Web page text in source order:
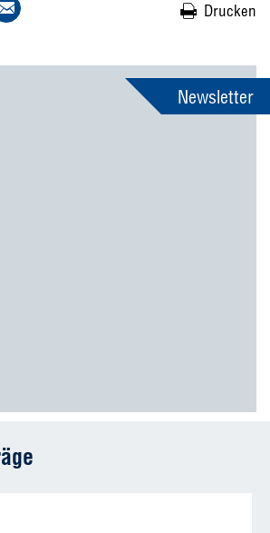
Drucken
Newsletter